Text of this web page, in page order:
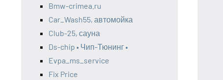
Bmw-crimea.ru
Car_Wash55, автомойка
Club-25, сауна
Ds-chip • Чип-Тюнинг •
Evpa_ms_service
Fix Price